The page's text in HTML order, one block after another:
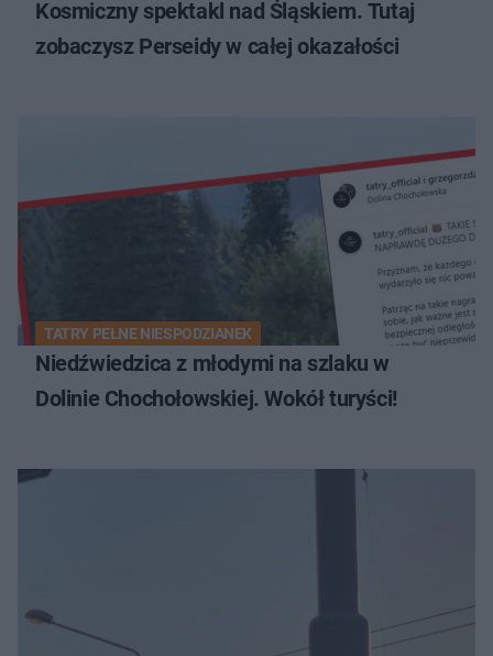
Kosmiczny spektakl nad Śląskiem. Tutaj
zobaczysz Perseidy w całej okazałości
TATRY PEŁNE NIESPODZIANEK
Niedźwiedzica z młodymi na szlaku w
Dolinie Chochołowskiej. Wokół turyści!